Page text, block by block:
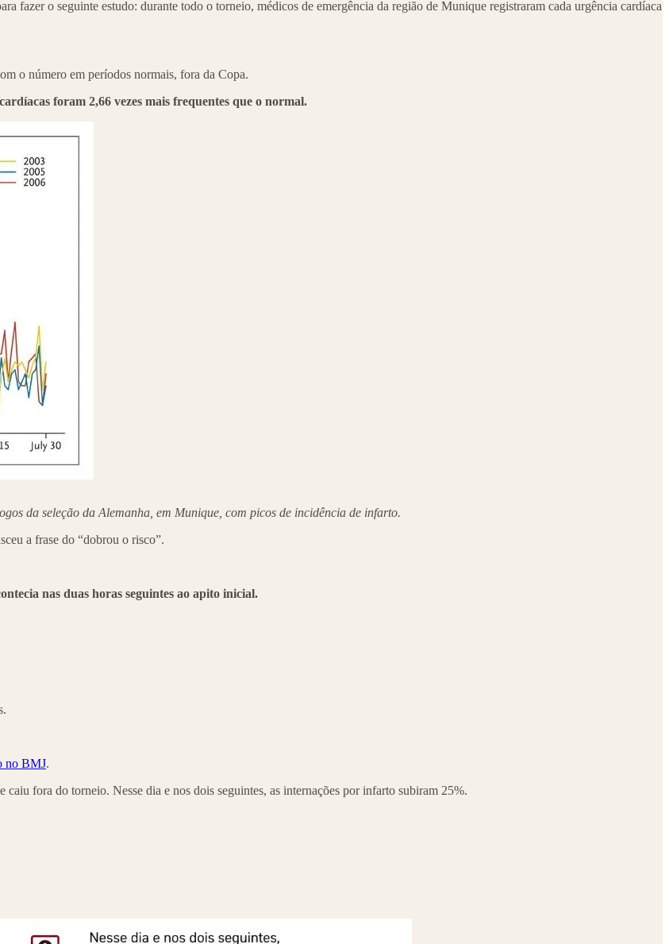
fazer o seguinte estudo: durante todo o torneio, médicos de emergência da região de Munique registraram cada urgência cardíaca
o número em períodos normais, fora da Copa.
foram 2,66 vezes mais frequentes que o normal.
da seleção da Alemanha, em Munique, com picos de incidência de infarto.
a frase do “dobrou o risco”.
nas duas horas seguintes ao apito inicial.
no BMJ.
fora do torneio. Nesse dia e nos dois seguintes, as internações por infarto subiram 25%.